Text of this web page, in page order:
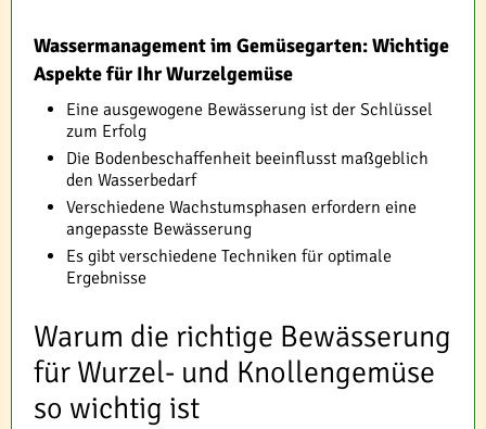
Wassermanagement im Gemüsegarten: Wichtige
Aspekte für Ihr Wurzelgemüse
Eine ausgewogene Bewässerung ist der Schlüssel
zum Erfolg
Die Bodenbeschaffenheit beeinflusst maßgeblich
den Wasserbedarf
Verschiedene Wachstumsphasen erfordern eine
angepasste Bewässerung
Es gibt verschiedene Techniken für optimale
Ergebnisse
Warum die richtige Bewässerung
für Wurzel- und Knollengemüse
so wichtig ist